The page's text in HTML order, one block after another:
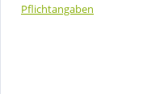
Pflichtangaben